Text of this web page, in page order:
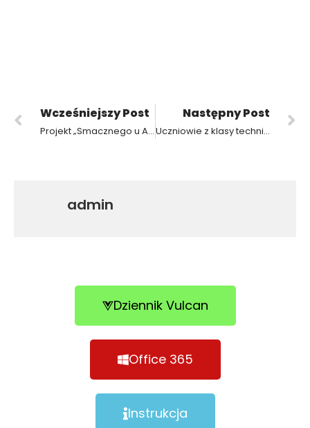
Wcześniejszy Post
Projekt „Smacznego u Arkadego!”
Następny Post
Uczniowie z klasy technik elektryk na zajęciach specjalistycznych w laboratoriach Politechniki Poznańskiej
admin
Dziennik Vulcan
Office 365
Instrukcja